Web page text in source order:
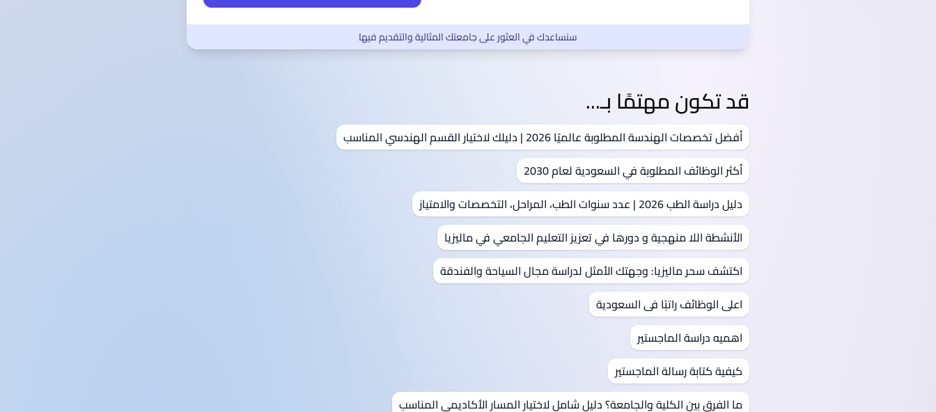
سنساعدك في العثور على جامعتك المثالية والتقديم فيها
قد تكون مهتمًا بـ...
أفضل تخصصات الهندسة المطلوبة عالميًا 2026 | دليلك لاختيار القسم الهندسي المناسب
أكثر الوظائف المطلوبة في السعودية لعام 2030
دليل دراسة الطب 2026 | عدد سنوات الطب، المراحل، التخصصات والامتياز
الأنشطة اللا منهجية و دورها في تعزيز التعليم الجامعي في ماليزيا
اكتشف سحر ماليزيا: وجهتك الأمثل لدراسة مجال السياحة والفندقة
اعلى الوظائف راتبًا فى السعودية
اهميه دراسة الماجستير
كيفية كتابة رسالة الماجستير
ما الفرق بين الكلية والجامعة؟ دليل شامل لاختيار المسار الأكاديمي المناسب